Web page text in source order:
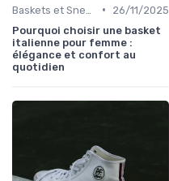
•
26/11/2025
Pourquoi choisir une basket
italienne pour femme :
élégance et confort au
quotidien